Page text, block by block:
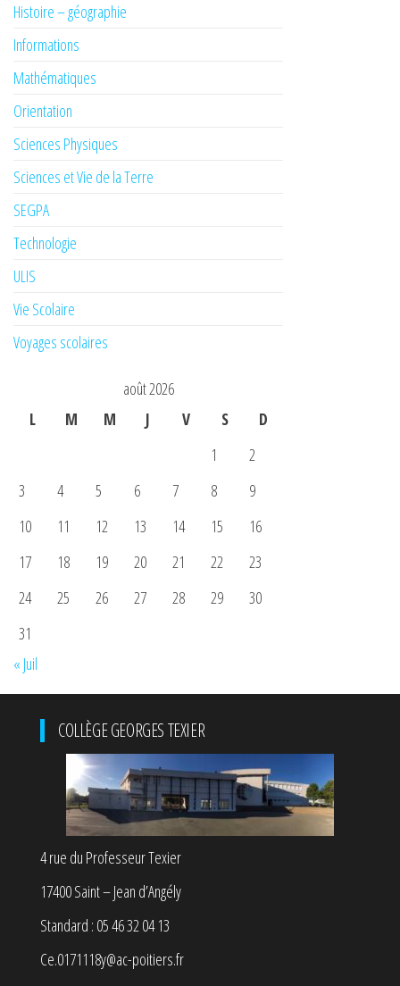
Histoire – géographie
Informations
Mathématiques
Orientation
Sciences Physiques
Sciences et Vie de la Terre
SEGPA
Technologie
ULIS
Vie Scolaire
Voyages scolaires
août 2026
L
M M J V S
D
1
2
3
4 5 6 7 8
9
10
11 12 13 14 15
16
17
18 19 20 21 22
23
24
25 26 27 28 29
30
31
« Juil
COLLÈGE GEORGES TEXIER
4 rue du Professeur Texier
17400 Saint – Jean d’Angély
Standard : 05 46 32 04 13
Ce.0171118y@ac-poitiers.fr